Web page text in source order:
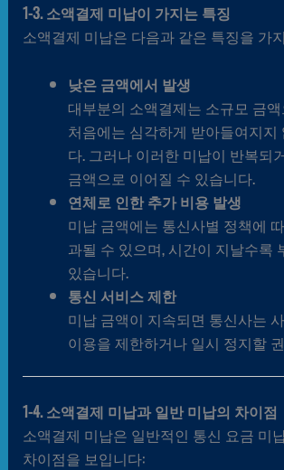
1-3. 소액결제 미납이 가지는 특징
소액결제 미납은 다음과 같은 특징을 가
낮은 금액에서 발생
대부분의 소액결제는 소규모 금
처음에는 심각하게 받아들여지지
다. 그러나 이러한 미납이 반복되
금액으로 이어질 수 있습니다.
연체로 인한 추가 비용 발생
미납 금액에는 통신사별 정책에
과될 수 있으며, 시간이 지날수록
있습니다.
통신 서비스 제한
미납 금액이 지속되면 통신사는
이용을 제한하거나 일시 정지할
1-4. 소액결제 미납과 일반 미납의 차이점
소액결제 미납은 일반적인 통신 요금 미
차이점을 보입니다: